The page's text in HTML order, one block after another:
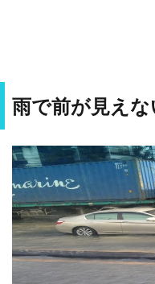
雨で前が見えな